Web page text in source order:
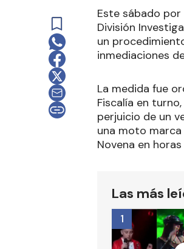
Este sábado
División
un
inmediaciones
La medida fue
Fiscalía en
perjuicio de un
una moto marca
Novena en
Las más
1